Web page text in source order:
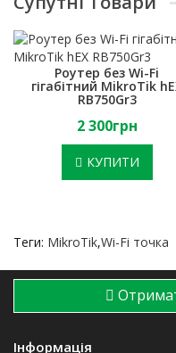
Роутер без Wi-Fi
гігабітний MikroTik
RB750Gr3
2 300грн
КУПИТИ
Теги: MikroTik,Wi-Fi точка
Інформація